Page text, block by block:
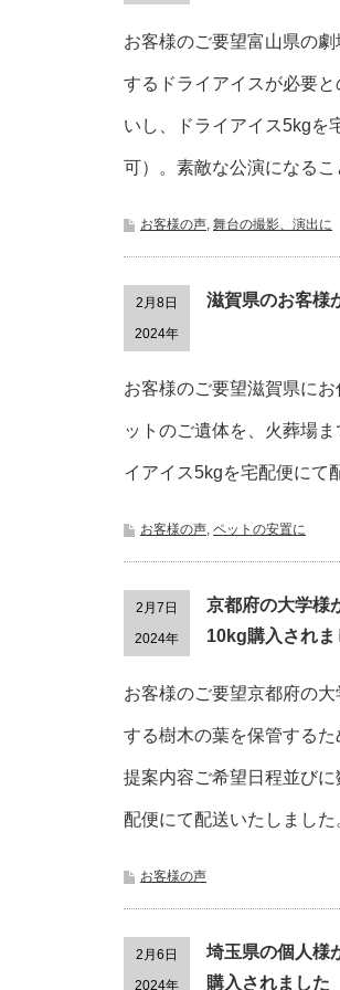
お客様のご要望富山県の
するドライアイスが必要
いし、ドライアイス5kgを
可）。素敵な公演になるこ
お客様の声, 舞台の撮影、演出に
2月8日
2024年
滋賀県のお客様
お客様のご要望滋賀県に
ットのご遺体を、火葬場
イアイス5kgを宅配便にて
お客様の声, ペットの安置に
2月7日
2024年
京都府の大学様
10kg購入されま
お客様のご要望京都府の
する樹木の葉を保管するた
提案内容ご希望日程並び
配便にて配送いたしまし
お客様の声
2月6日
2024年
埼玉県の個人様
購入されました